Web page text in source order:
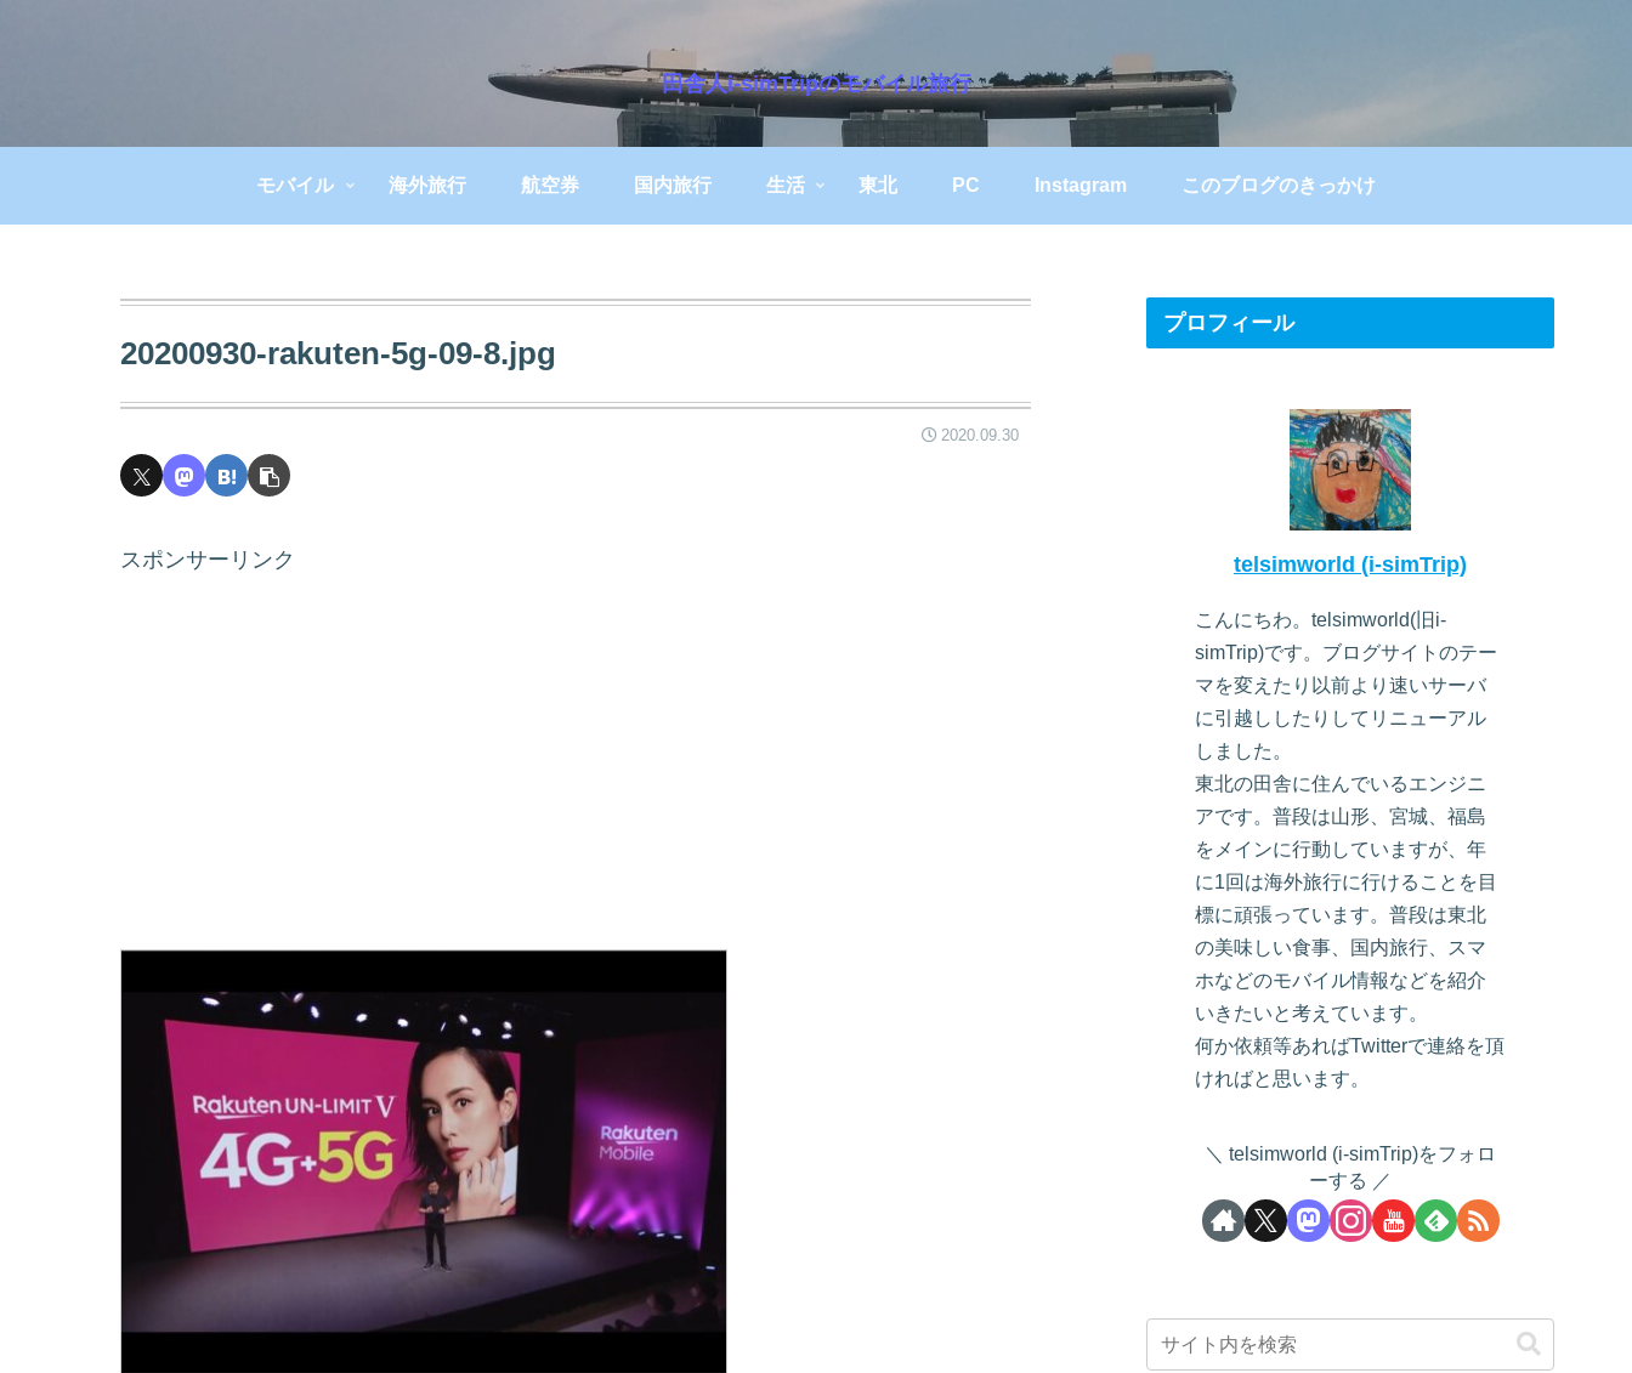
田舎人i-simTripのモバイル旅行
モバイル 海外旅行 航空券 国内旅行 生活 東北 PC Instagram このブログのきっかけ
20200930-rakuten-5g-09-8.jpg
2020.09.30
スポンサーリンク
プロフィール
telsimworld (i-simTrip)
こんにちわ。telsimworld(旧i-
simTrip)です。ブログサイトのテー
マを変えたり以前より速いサーバ
に引越ししたりしてリニューアル
しました。
東北の田舎に住んでいるエンジニ
アです。普段は山形、宮城、福島
をメインに行動していますが、年
に1回は海外旅行に行けることを目
標に頑張っています。普段は東北
の美味しい食事、国内旅行、スマ
ホなどのモバイル情報などを紹介
いきたいと考えています。
何か依頼等あればTwitterで連絡を頂
ければと思います。
telsimworld (i-simTrip)をフォロ
ーする